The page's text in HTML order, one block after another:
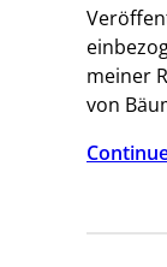
meiner
von